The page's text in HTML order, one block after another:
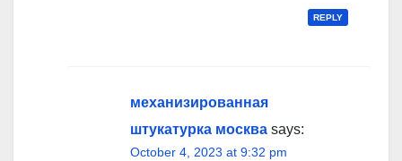
REPLY
механизированная
штукатурка москва says:
October 4, 2023 at 9:32 pm